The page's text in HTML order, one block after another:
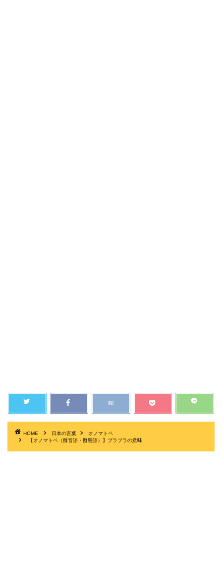
HOME 日本の言葉
オノマトペ
【オノマトペ（擬音語・擬態語）】ブラブラの意味